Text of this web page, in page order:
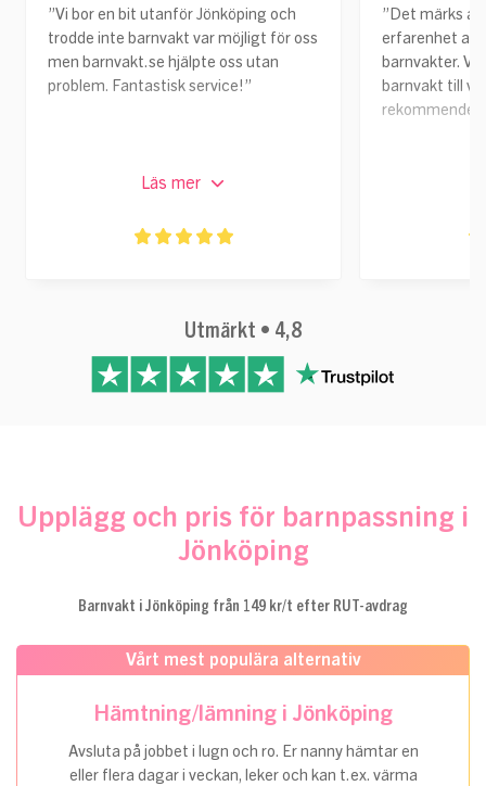
”Vi bor en bit utanför Jönköping och
trodde inte barnvakt var möjligt för oss
men barnvakt.se hjälpte oss utan
problem. Fantastisk service!”
Läs mer
”Det märks
erfarenhet av
barnvakter. Vi
barnvakt till
Utmärkt • 4,8
Upplägg och pris för barnpassning i
Jönköping
Barnvakt i Jönköping från 149 kr/t efter RUT-avdrag
Vårt mest populära alternativ
Hämtning/lämning i Jönköping
Avsluta på jobbet i lugn och ro. Er nanny hämtar en
eller flera dagar i veckan, leker och kan t.ex. värma